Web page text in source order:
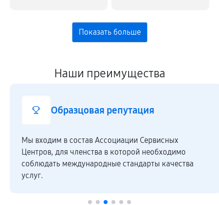
Наши преимущества
Образцовая репутация
Мы входим в состав Ассоциации Сервисных
Центров, для членства в которой необходимо
соблюдать международные стандарты качества
услуг.